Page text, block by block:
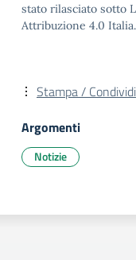
stato rilasciato sotto
Attribuzione 4.0 Italia.
Stampa / Condividi
Argomenti
Notizie